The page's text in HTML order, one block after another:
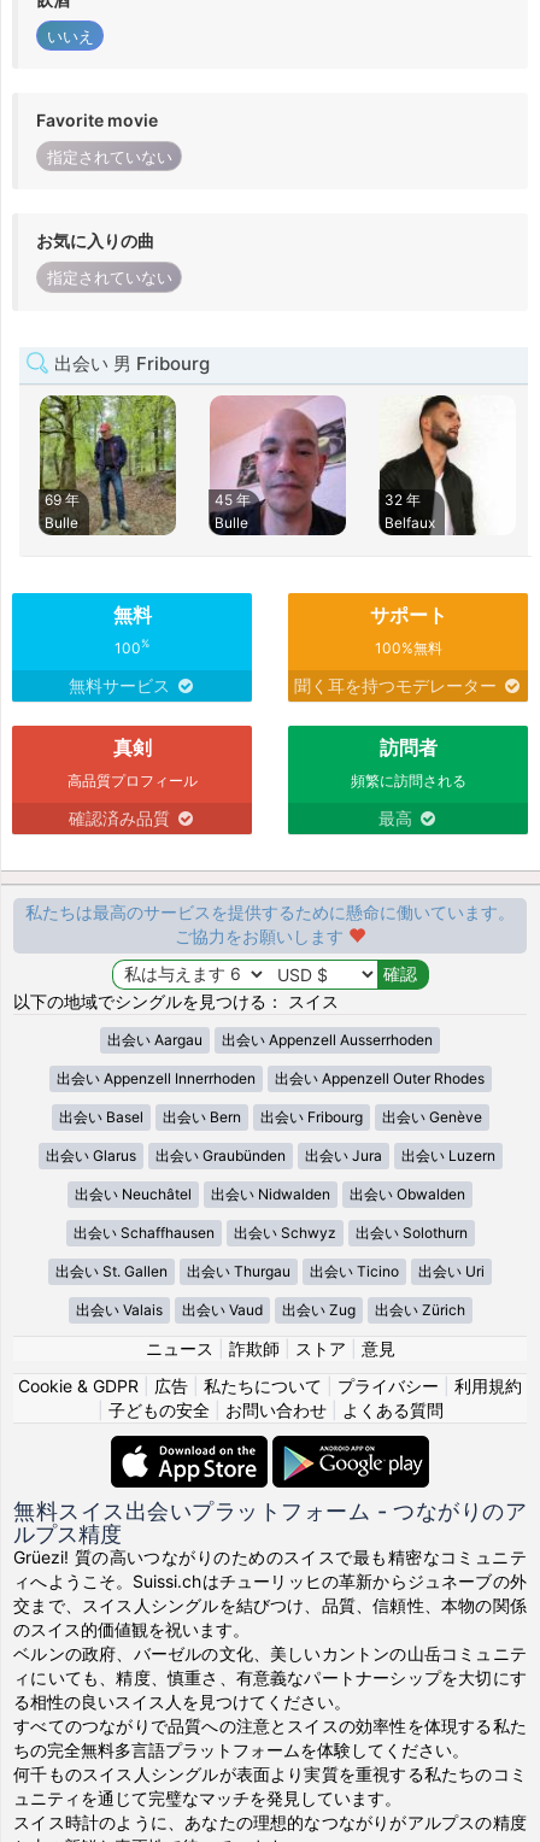
いいえ
Favorite movie
指定されていない
お気に入りの曲
指定されていない
出会い 男 Fribourg
69 年
Bulle
45 年
Bulle
32 年
Belfaux
無料
100%
無料サービス
サポート
100%無料
聞く耳を持つモデレーター
真剣
高品質プロフィール
確認済み品質
訪問者
頻繁に訪問される
最高
私たちは最高のサービスを提供するために懸命に働いています。
ご協力をお願いします
以下の地域でシングルを見つける： スイス
出会い Aargau 出会い Appenzell Ausserrhoden
出会い Appenzell Innerrhoden 出会い Appenzell Outer Rhodes
出会い Basel 出会い Bern 出会い Fribourg 出会い Genève
出会い Glarus 出会い Graubünden 出会い Jura 出会い Luzern
出会い Neuchâtel 出会い Nidwalden 出会い Obwalden
出会い Schaffhausen 出会い Schwyz 出会い Solothurn
出会い St. Gallen 出会い Thurgau 出会い Ticino 出会い Uri
出会い Valais 出会い Vaud 出会い Zug 出会い Zürich
ニュース 詐欺師 ストア
意見
Cookie & GDPR
広告 私たちについて プライバシー
利用規約
子どもの安全| お問い合わせ| よくある質問
無料スイス出会いプラットフォーム - つながりのア
ルプス精度
Grüezi! 質の高いつながりのためのスイスで最も精密なコミュニテ
ィへようこそ。Suissi.chはチューリッヒの革新からジュネーブの外
交まで、スイス人シングルを結びつけ、品質、信頼性、本物の関係
のスイス的価値観を祝います。
ベルンの政府、バーゼルの文化、美しいカントンの山岳コミュニテ
ィにいても、精度、慎重さ、有意義なパートナーシップを大切にす
る相性の良いスイス人を見つけてください。
すべてのつながりで品質への注意とスイスの効率性を体現する私た
ちの完全無料多言語プラットフォームを体験してください。
何千ものスイス人シングルが表面より実質を重視する私たちのコミ
ュニティを通じて完璧なマッチを発見しています。
スイス時計のように、あなたの理想的なつながりがアルプスの精度